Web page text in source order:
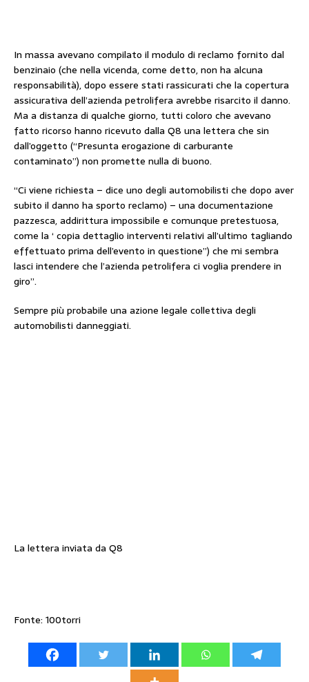
In massa avevano compilato il modulo di reclamo fornito dal
benzinaio (che nella vicenda, come detto, non ha alcuna
responsabilità), dopo essere stati rassicurati che la copertura
assicurativa dell’azienda petrolifera avrebbe risarcito il danno.
Ma a distanza di qualche giorno, tutti coloro che avevano
fatto ricorso hanno ricevuto dalla Q8 una lettera che sin
dall’oggetto (“Presunta erogazione di carburante
contaminato”) non promette nulla di buono.
“Ci viene richiesta – dice uno degli automobilisti che dopo aver
subito il danno ha sporto reclamo) – una documentazione
pazzesca, addirittura impossibile e comunque pretestuosa,
come la ‘ copia dettaglio interventi relativi all’ultimo tagliando
effettuato prima dell’evento in questione”) che mi sembra
lasci intendere che l’azienda petrolifera ci voglia prendere in
giro”.
Sempre più probabile una azione legale collettiva degli
automobilisti danneggiati.
La lettera inviata da Q8
Fonte: 100torri